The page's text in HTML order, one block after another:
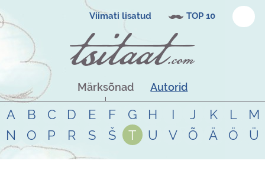
Viimati lisatud TOP 10
Märksõnad Autorid
A B C D E F G H I J K L
M
N
O P R S Š T U V Õ Ä Ö Ü